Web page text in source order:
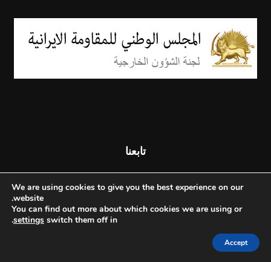
تابعنا
© جميع الحقوق محفوظة - المجلس الوطني للمقاومة الإيرانية - 2026
We are using cookies to give you the best experience on our
website.
You can find out more about which cookies we are using or
switch them off in
settings
.
Accept